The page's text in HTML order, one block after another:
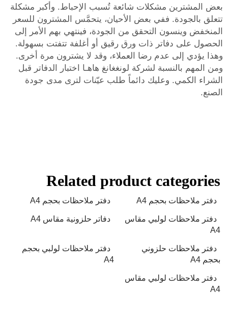
بعض المشترين مشكلات شائعة تُسبب الإحباط. وأكبر مشكلة
تتعلق بالجودة. ففي بعض الأحيان، يتحمَّس المشترون للسعر
المنخفض وينسون التحقق من الجودة، فينتهي بهم الأمر إلى
الحصول على دفاتر ذات ورق رقيق أو أغلفة تتفتت بسهولة.
وهذا يؤدي إلى عدم رضا العملاء، وقد لا يشترون مرة أخرى.
ومن المهم بالنسبة لشركة لونغغانغ هاهـا اختبار الدفاتر قبل
الشراء الكمي. وعليك دائماً طلب عيّنات لترى مدى جودة
الصنع.
Related product categories
دفتر ملاحظات بحجم A4 دفتر ملاحظات بحجم A4
دفتر ملاحظات لولبي مقاس
A4
دفاتر حلزونية مقاس A4
دفتر ملاحظات حلزوني
بحجم A4
دفتر ملاحظات لولبي بحجم
A4
دفتر ملاحظات لولبي مقاس
A4